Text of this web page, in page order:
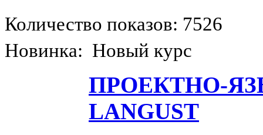
Количество показов: 7526
Новинка: Новый курс
ПРОЕКТНО-
LANGUST